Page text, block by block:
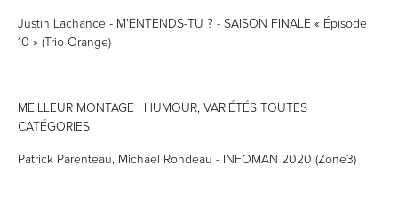
Justin Lachance - M'ENTENDS-TU ? - SAISON FINALE « Épisode
10 » (Trio Orange)
MEILLEUR MONTAGE : HUMOUR, VARIÉTÉS TOUTES
CATÉGORIES
Patrick Parenteau, Michael Rondeau - INFOMAN 2020 (Zone3)